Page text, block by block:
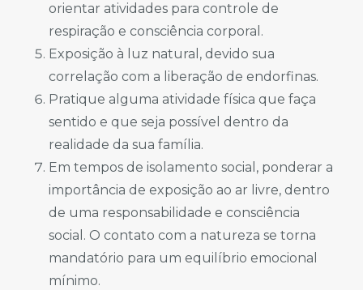
orientar atividades para controle de
respiração e consciência corporal.
Exposição à luz natural, devido sua
correlação com a liberação de endorfinas.
Pratique alguma atividade física que faça
sentido e que seja possível dentro da
realidade da sua família.
Em tempos de isolamento social, ponderar a
importância de exposição ao ar livre, dentro
de uma responsabilidade e consciência
social. O contato com a natureza se torna
mandatório para um equilíbrio emocional
mínimo.